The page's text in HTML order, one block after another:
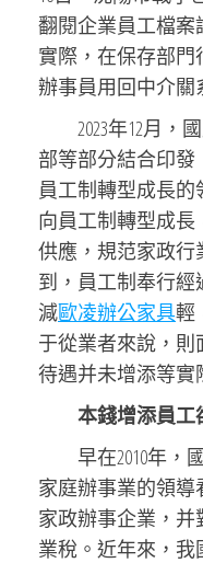
翻閱企業員工檔
實際，在保存部
辦事員用回中介關
2023年12月，
部等部分結合印
員工制轉型成長
向員工制轉型成
供應，規范家政
到，員工制奉行
減歐凌辦公家具輕
于從業者來說，
待遇并未增添等實
本錢增添員工
早在2010年，
家庭辦事業的領
家政辦事企業，
業稅。近年來，